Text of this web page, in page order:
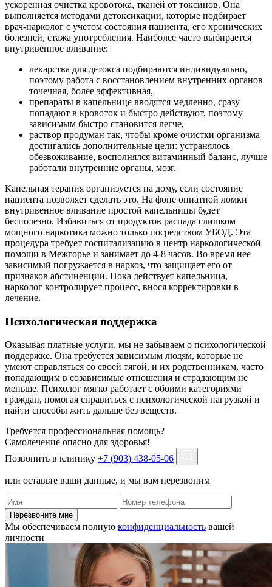
ускоренная очистка кровотока, тканей от токсинов. Она
выполняется методами детоксикации, которые подбирает
врач-нарколог с учетом состояния пациента, его хронических
болезней, стажа употребления. Наиболее часто выбирается
внутривенное вливание:
лекарства для детокса подбираются индивидуально,
поэтому работа с восстановлением внутренних органов
точечная, более эффективная,
препараты в капельнице вводятся медленно, сразу
попадают в кровоток и быстро действуют, поэтому
зависимым быстро становится легче,
раствор продуман так, чтобы кроме очистки организма
достигались дополнительные цели: устранялось
обезвоживание, восполнялся витаминный баланс, лучше
работали внутренние органы, мозг.
Капельная терапия организуется на дому, если состояние
пациента позволяет сделать это. На фоне опиатной ломки
внутривенное вливание простой капельницы будет
бесполезно. Избавиться от продуктов распада слишком
мощного наркотика можно только посредством УБОД. Эта
процедура требует госпитализацию в центр наркологической
помощи в Межгорье и занимает до 4-8 часов. Во время нее
зависимый погружается в наркоз, что защищает его от
признаков абстиненции. Пока действует капельница,
нарколог контролирует процесс, внося корректировки в
лечение.
Психологическая поддержка
Оказывая платные услуги, мы не забываем о психологической
поддержке. Она требуется зависимым людям, которые не
умеют справляться со своей тягой, и их родственникам, часто
попадающим в созависимые отношения и страдающим не
меньше. Психолог мягко работает с обоими категориями
граждан, помогая справиться с психологической нагрузкой и
найти способы жить дальше без веществ.
Требуется профессиональная помощь?
Самолечение опасно для здоровья!
Позвонить в клинику +7 (903) 438-05-06
или оставьте ваши данные, и мы вам перезвоним
Перезвоните мне
Мы обеспечиваем полную конфиденциальность вашей
личности